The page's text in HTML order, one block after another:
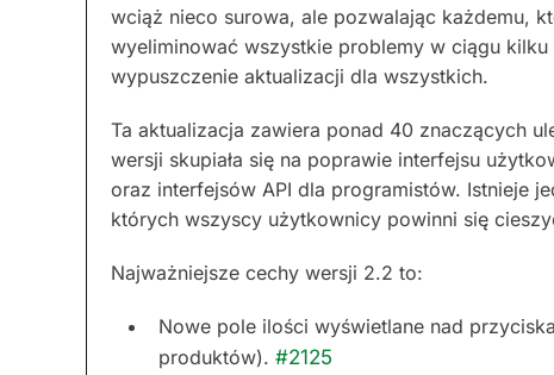
wciąż nieco surowa, ale pozwalając każdemu,
wyeliminować wszystkie problemy w ciągu
wypuszczenie aktualizacji dla wszystkich.
Ta aktualizacja zawiera ponad 40 znaczących
wersji skupiała się na poprawie interfejsu
oraz interfejsów API dla programistów. Istnieje
których wszyscy użytkownicy powinni się
Najważniejsze cechy wersji 2.2 to:
Nowe pole ilości wyświetlane nad
produktów). #2125